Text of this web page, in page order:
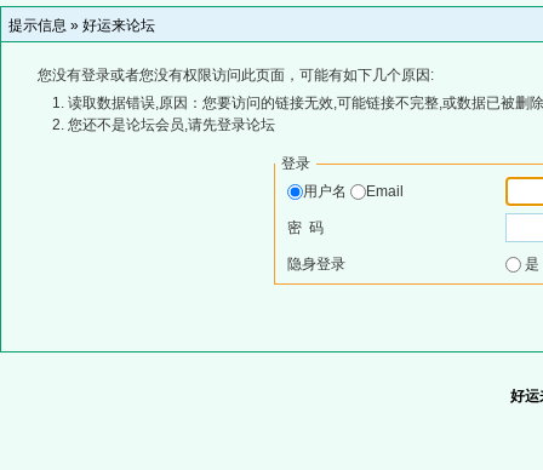
提示信息 » 好运来论坛
您没有登录或者您没有权限访问此页面，可能有如下几个原因:
读取数据错误,原因：您要访问的链接无效,可能链接不完整,或数据已被删
您还不是论坛会员,请先登录论坛
登录
用户名
Email
密 码
隐身登录
好